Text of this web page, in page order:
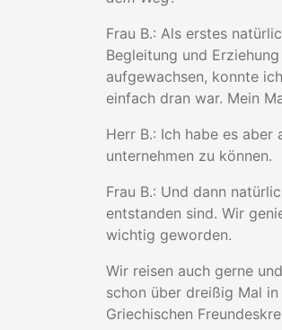
Frau B.: Als erstes
Begleitung und
aufgewachsen, konnte
einfach dran war. Mein
Herr B.: Ich habe es
unternehmen zu können.
Frau B.: Und dann
entstanden sind. Wir
wichtig geworden.
Wir reisen auch gerne
schon über dreißig Mal
Griechischen